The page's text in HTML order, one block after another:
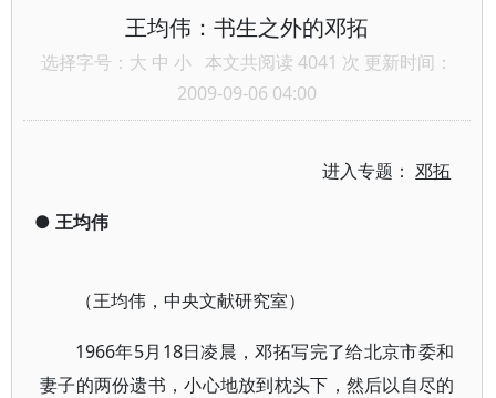
王均伟：书生之外的邓拓
选择字号： 大 中 小 本文共阅读 4041 次 更新时间：
2009-09-06 04:00
进入专题：邓拓
● 王均伟
（王均伟，中央文献研究室）
1966年5月18日凌晨，邓拓写完了给北京市委和
妻子的两份遗书，小心地放到枕头下，然后以自尽的